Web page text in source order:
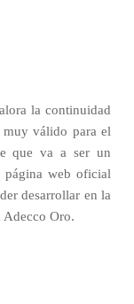
la continuidad
muy válido para el
que va a ser un
página web oficial
desarrollar en la
Oro.